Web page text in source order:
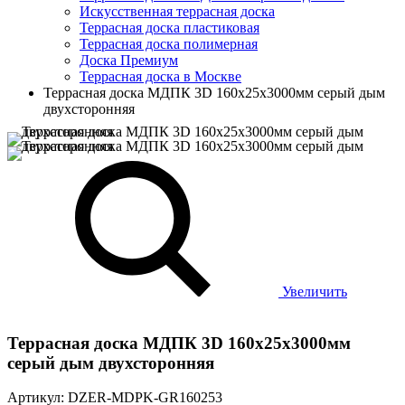
Искусственная террасная доска
Террасная доска пластиковая
Террасная доска полимерная
Доска Премиум
Террасная доска в Москве
Террасная доска МДПК 3D 160x25x3000мм серый дым
двухсторонняя
Увеличить
Террасная доска МДПК 3D 160x25x3000мм
серый дым двухсторонняя
Артикул: DZER-MDPK-GR160253